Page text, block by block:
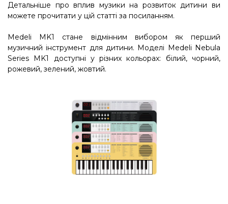
Детальніше про вплив музики на розвиток дитини ви
можете прочитати у цій статті за посиланням.
Medeli MK1 стане відмінним вибором як перший
музичний інструмент для дитини. Моделі Medeli Nebula
Series MK1 доступні у різних кольорах: білий, чорний,
рожевий, зелений, жовтий.